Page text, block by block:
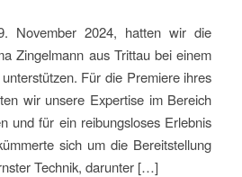
November 2024, hatten wir die
Zingelmann aus Trittau bei einem
Für die Premiere ihres
wir unsere Expertise im Bereich
und für ein reibungsloses Erlebnis
sich um die Bereitstellung
Technik, darunter […]